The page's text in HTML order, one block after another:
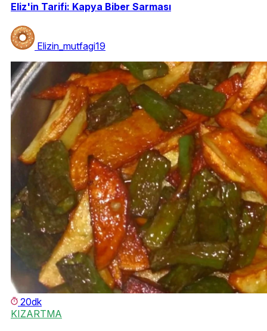
Eliz'in Tarifi: Kapya Biber Sarması
Elizin_mutfagi19
20dk
KIZARTMA